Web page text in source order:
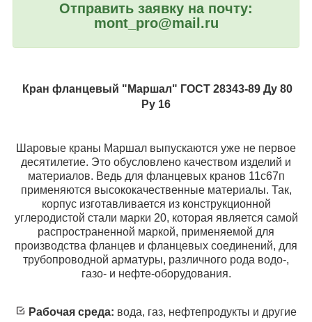
Отправить заявку на почту:
mont_pro@mail.ru
Кран фланцевый "Маршал" ГОСТ 28343-89 Ду 80
Ру 16
Шаровые краны Маршал выпускаются уже не первое
десятилетие. Это обусловлено качеством изделий и
материалов. Ведь для фланцевых кранов 11с67п
применяются высококачественные материалы. Так,
корпус изготавливается из конструкционной
углеродистой стали марки 20, которая является самой
распространенной маркой, применяемой для
производства фланцев и фланцевых соединений, для
трубопроводной арматуры, различного рода водо-,
газо- и нефте-оборудования.
Рабочая среда: вода, газ, нефтепродукты и другие